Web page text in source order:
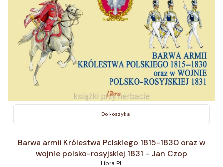
Do koszyka
Barwa armii Królestwa Polskiego 1815-1830 oraz w
wojnie polsko-rosyjskiej 1831 - Jan Czop
Libra PL